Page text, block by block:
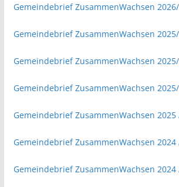
Gemeindebrief ZusammenWachsen 2026/
Gemeindebrief ZusammenWachsen
Gemeindebrief ZusammenWachsen
Gemeindebrief ZusammenWachsen
Gemeindebrief ZusammenWachsen 2025
Gemeindebrief ZusammenWachsen 2024
Gemeindebrief ZusammenWachsen 2024